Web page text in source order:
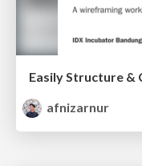
afnizarnur